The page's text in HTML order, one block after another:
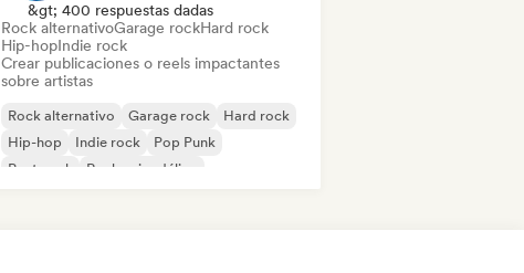
&gt; 400 respuestas dadas
Rock alternativoGarage rockHard rock
Hip-hopIndie rock
Crear publicaciones o reels impactantes
sobre artistas
Rock alternativo Garage rock
Hard rock
Hip-hop
Indie rock
Pop Punk
Post punk
Rock psicodélico